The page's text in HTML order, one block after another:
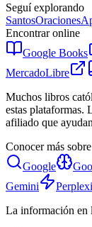
Seguí explorando
SantosOraciones
Encontrar online
Google Books
MercadoLibre
Muchos libros
estas plataformas.
afiliado que
Conocer más sobre
Google
Gemini
La información en